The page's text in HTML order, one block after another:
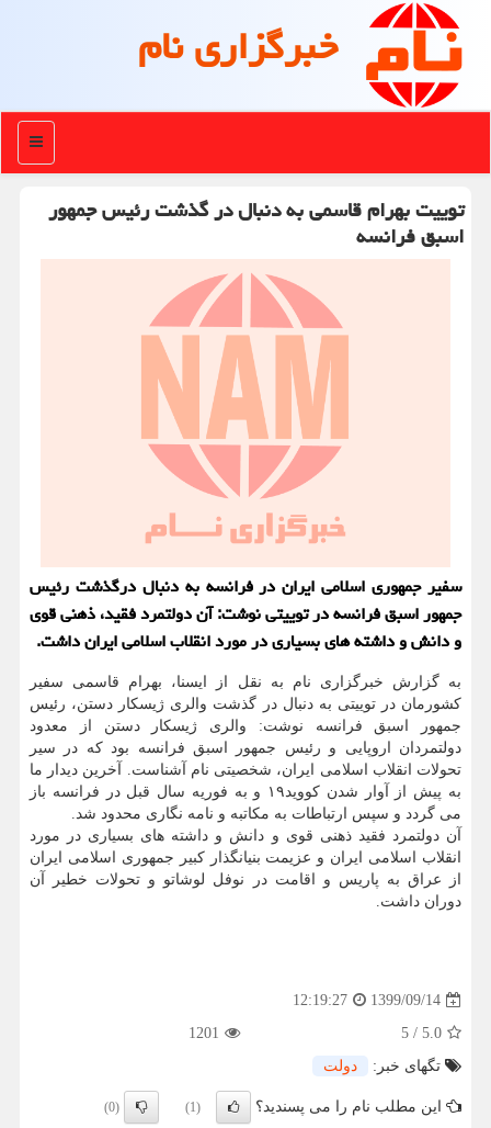
خبرگزاری نام
منو
توییت بهرام قاسمی به دنبال در گذشت رئیس جمهور
اسبق فرانسه
سفیر جمهوری اسلامی ایران در فرانسه به دنبال درگذشت رئیس
جمهور اسبق فرانسه در توییتی نوشت: آن دولتمرد فقید، ذهنی قوی
و دانش و داشته های بسیاری در مورد انقلاب اسلامی ایران داشت.
به گزارش خبرگزاری نام به نقل از ایسنا، بهرام قاسمی سفیر
کشورمان در توییتی به دنبال در گذشت والری ژیسکار دستن، رئیس
جمهور اسبق فرانسه نوشت: والری ژیسکار دستن از معدود
دولتمردان اروپایی و رئیس جمهور اسبق فرانسه بود که در سیر
تحولات انقلاب اسلامی ایران، شخصیتی نام آشناست. آخرین دیدار ما
به پیش از آوار شدن کووید۱۹ و به فوریه سال قبل در فرانسه باز
می گردد و سپس ارتباطات به مکاتبه و نامه نگاری محدود شد.
آن دولتمرد فقید ذهنی قوی و دانش و داشته های بسیاری در مورد
انقلاب اسلامی ایران و عزیمت بنیانگذار کبیر جمهوری اسلامی ایران
از عراق به پاریس و اقامت در نوفل لوشاتو و تحولات خطیر آن
دوران داشت.
1399/09/14
12:19:27
5.0
/
5
1201
تگهای خبر:
دولت
این مطلب نام را می پسندید؟ (1)
(0)